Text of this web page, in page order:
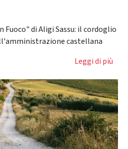
Fuoco" di Aligi Sassu: il cordoglio
castellana
Leggi di più